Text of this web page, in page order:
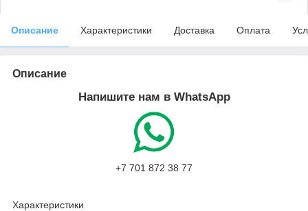
Описание Характеристики Доставка Оплата
Описание
Напишите нам в WhatsApp
+7 701 872 38 77
Характеристики